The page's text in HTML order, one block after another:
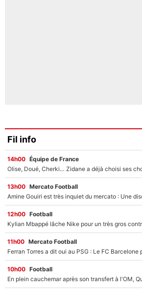
Fil info
14h00 Équipe de France
13h00 Mercato Football
12h00 Football
11h00 Mercato Football
10h00 Football